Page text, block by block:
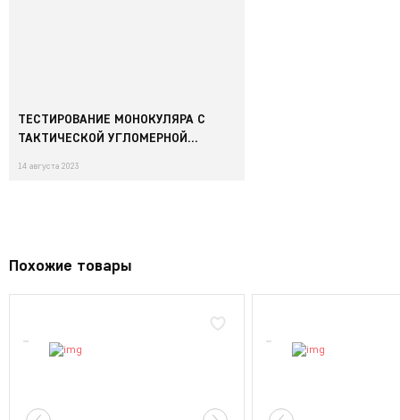
ТЕСТИРОВАНИЕ МОНОКУЛЯРА С
ТАКТИЧЕСКОЙ УГЛОМЕРНОЙ
8X42 MONOCULAR (SCMO-01)
14 августа 2023
Похожие товары